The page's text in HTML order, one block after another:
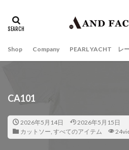
Shop Company PEARL YACHT レ
CA101
2026年5月14日
2026年5月15日
カットソー, すべてのアイテム